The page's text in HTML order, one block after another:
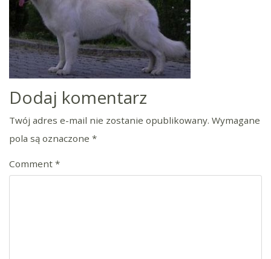
Dodaj komentarz
Twój adres e-mail nie zostanie opublikowany. Wymagane
pola są oznaczone *
Comment *